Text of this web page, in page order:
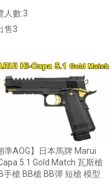
光 G50DD 發光款電動水槍 連
元 NT$ 元
加入購物車
人數:3
售3
加入購物車
準AOG】日本馬牌 Marui
5.1 Gold Match 瓦斯槍
手槍 BB槍 BB彈 短槍 模型